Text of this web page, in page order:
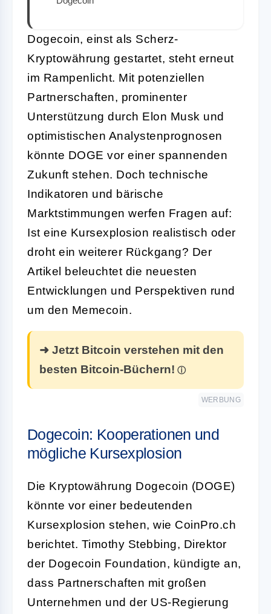
Dogecoin, einst als Scherz-
Kryptowährung gestartet, steht erneut
im Rampenlicht. Mit potenziellen
Partnerschaften, prominenter
Unterstützung durch Elon Musk und
optimistischen Analystenprognosen
könnte DOGE vor einer spannenden
Zukunft stehen. Doch technische
Indikatoren und bärische
Marktstimmungen werfen Fragen auf:
Ist eine Kursexplosion realistisch oder
droht ein weiterer Rückgang? Der
Artikel beleuchtet die neuesten
Entwicklungen und Perspektiven rund
um den Memecoin.
➜ Jetzt Bitcoin verstehen mit den
besten Bitcoin-Büchern!
WERBUNG
Dogecoin: Kooperationen und
mögliche Kursexplosion
Die Kryptowährung Dogecoin (DOGE)
könnte vor einer bedeutenden
Kursexplosion stehen, wie CoinPro.ch
berichtet. Timothy Stebbing, Direktor
der Dogecoin Foundation, kündigte an,
dass Partnerschaften mit großen
Unternehmen und der US-Regierung